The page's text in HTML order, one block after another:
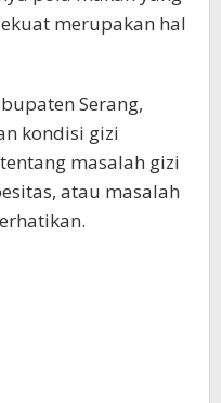
merupakan hal
Serang,
kondisi gizi
masalah gizi
atau masalah